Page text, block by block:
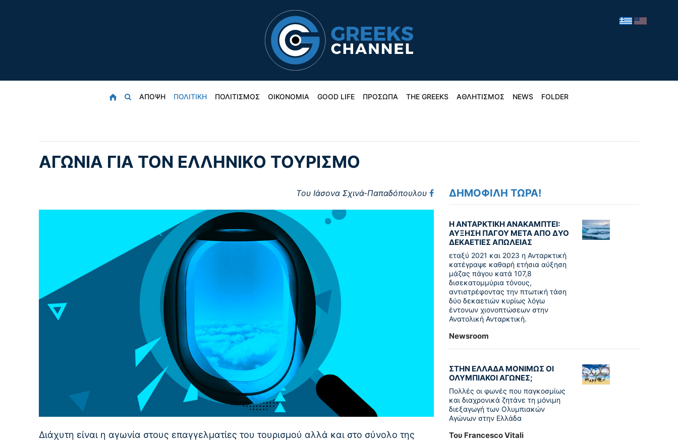
ΑΠΟΨΗ ΠΟΛΙΤΙΚΗ ΠΟΛΙΤΙΣΜΟΣ ΟΙΚΟΝΟΜΙΑ GOOD LIFE ΠΡΟΣΩΠΑ THE GREEKS ΑΘΛΗΤΙΣΜΟΣ NEWS FOLDER
ΑΓΩΝΙΑ ΓΙΑ ΤΟΝ ΕΛΛΗΝΙΚΟ ΤΟΥΡΙΣΜΟ
Tου Ιάσονα Σχινά-Παπαδόπουλου
Διάχυτη είναι η αγωνία στους επαγγελματίες του τουρισμού αλλά και στο σύνολο της
ΔΗΜΟΦΙΛΗ ΤΩΡΑ!
Η ΑΝΤΑΡΚΤΙΚΗ ΑΝΑΚΑΜΠΤΕΙ:
ΑΥΞΗΣΗ ΠΑΓΟΥ ΜΕΤΑ ΑΠΟ ΔΥΟ
ΔΕΚΑΕΤΙΕΣ ΑΠΩΛΕΙΑΣ
εταξύ 2021 και 2023 η Ανταρκτική
κατέγραψε καθαρή ετήσια αύξηση
μάζας πάγου κατά 107,8
δισεκατομμύρια τόνους,
αντιστρέφοντας την πτωτική τάση
δύο δεκαετιών κυρίως λόγω
έντονων χιονοπτώσεων στην
Ανατολική Ανταρκτική.
Newsroom
ΣΤΗΝ ΕΛΛΑΔΑ ΜΟΝΙΜΩΣ ΟΙ
ΟΛΥΜΠΙΑΚΟΙ ΑΓΩΝΕΣ;
Πολλές οι φωνές που παγκοσμίως
και διαχρονικά ζητάνε τη μόνιμη
διεξαγωγή των Ολυμπιακών
Αγώνων στην Ελλάδα
Του Francesco Vitali